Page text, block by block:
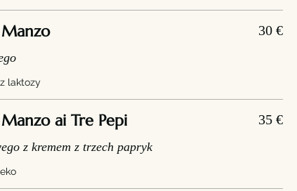
Manzo 30 €
laktozy
ai Tre Pepi
z kremem z trzech papryk
35 €